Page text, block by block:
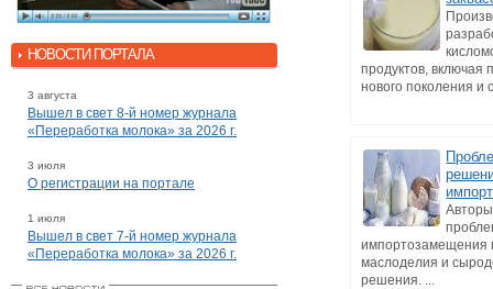
НОВОСТИ ПОРТАЛА
3 августа
Вышел в свет 8-й номер журнала
«Переработка молока» за 2026 г.
3 июля
О регистрации на портале
1 июля
Вышел в свет 7-й номер журнала
«Переработка молока» за 2026 г.
продуктов, включая
нового поколения и
импортозамещения
маслоделия и
решения. ...